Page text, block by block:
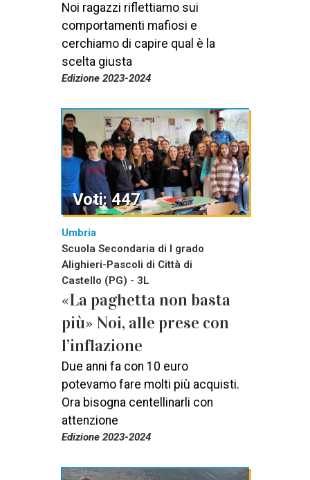
Noi ragazzi riflettiamo sui
comportamenti mafiosi e
cerchiamo di capire qual è la
scelta giusta
Edizione 2023-2024
Umbria
Scuola Secondaria di I grado
Alighieri-Pascoli di Città di
Castello (PG) - 3L
«La paghetta non basta
più» Noi, alle prese con
l’inflazione
Due anni fa con 10 euro
potevamo fare molti più acquisti.
Ora bisogna centellinarli con
attenzione
Edizione 2023-2024
Voti: 447